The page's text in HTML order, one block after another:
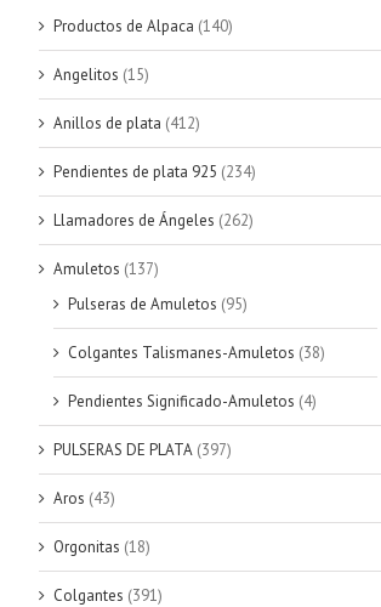
Productos de Alpaca (140)
Angelitos (15)
Anillos de plata (412)
Pendientes de plata 925 (234)
Llamadores de Ángeles (262)
Amuletos (137)
Pulseras de Amuletos (95)
Colgantes Talismanes-Amuletos (38)
Pendientes Significado-Amuletos (4)
PULSERAS DE PLATA (397)
Aros (43)
Orgonitas (18)
Colgantes (391)